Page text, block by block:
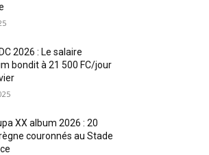
2026 : Le salaire
bondit à 21 500 FC/jour
XX album 2026 : 20
couronnés au Stade